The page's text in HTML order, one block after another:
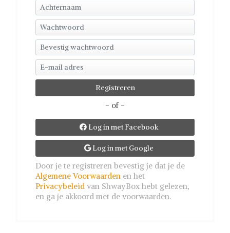
- of -
Log in met Facebook
Log in met Google
Door je te registreren bevestig je dat je de
Algemene Voorwaarden en het
Privacybeleid van ShwayBox hebt gelezen,
en ga je akkoord met de voorwaarden.